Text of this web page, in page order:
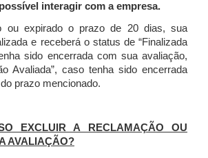
interagir com a empresa.
ou expirado o prazo de 20 dias, sua
e receberá o status de “Finalizada
sido encerrada com sua avaliação,
Avaliada”, caso tenha sido encerrada
prazo mencionado.
EXCLUIR A RECLAMAÇÃO OU
AVALIAÇÃO?